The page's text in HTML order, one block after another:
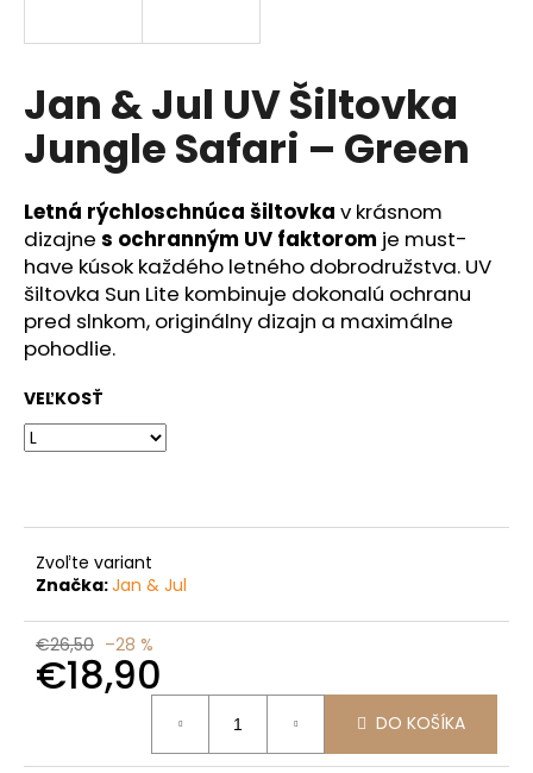
Jan & Jul UV Šiltovka
Jungle Safari – Green
Letná rýchloschnúca šiltovka v krásnom
dizajne s ochranným UV faktorom je must-
have kúsok každého letného dobrodružstva. UV
šiltovka Sun Lite kombinuje dokonalú ochranu
pred slnkom, originálny dizajn a maximálne
pohodlie.
VEĽKOSŤ
Zvoľte variant
Značka:Jan & Jul
€26,50 –28 %
€18,90
DO KOŠÍKA
s
ť
?
HĽADAŤ
d
p
o
č
a
m
e